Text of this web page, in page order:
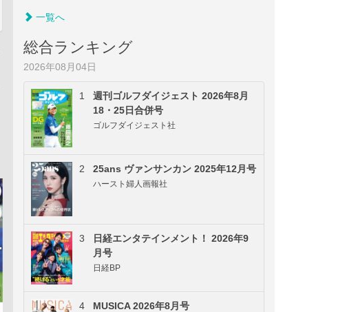
一覧へ
総合ランキング
2026年08月04日
1
週刊ゴルフダイジェスト 2026年8月
18・25日合併号
ゴルフダイジェスト社
2 25ans ヴァンサンカン 2025年12月号
ハースト婦人画報社
3
日経エンタテインメント！ 2026年9
月号
日経BP
4 MUSICA 2026年8月号